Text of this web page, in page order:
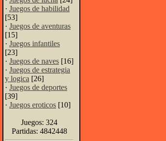
· Juegos de habilidad
[53]
· Juegos de aventuras
[15]
· Juegos infantiles
[23]
· Juegos de naves [16]
· Juegos de estrategia
y logica [26]
· Juegos de deportes
[39]
· Juegos eroticos [10]
Juegos: 324
Partidas: 4842448